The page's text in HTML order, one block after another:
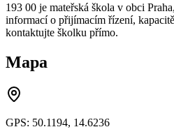
193 00 je mateřská škola v obci Praha
informací o přijímacím řízení,
kontaktujte školku přímo.
Mapa
GPS: 50.1194, 14.6236